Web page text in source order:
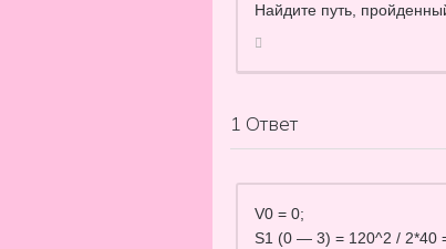
Найдите путь,
1 Ответ
V0 = 0;
S1 (0 — 3) = 120^2 / 2*40